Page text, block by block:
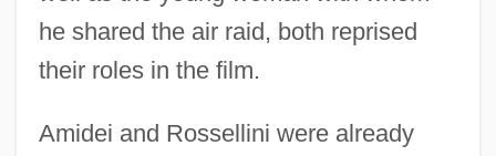
he shared the air raid, both reprised
their roles in the film.
Amidei and Rossellini were already